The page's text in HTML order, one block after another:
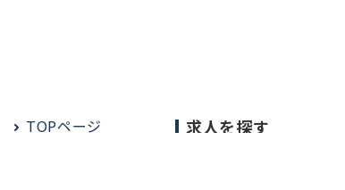
TOPページ 求人を探す